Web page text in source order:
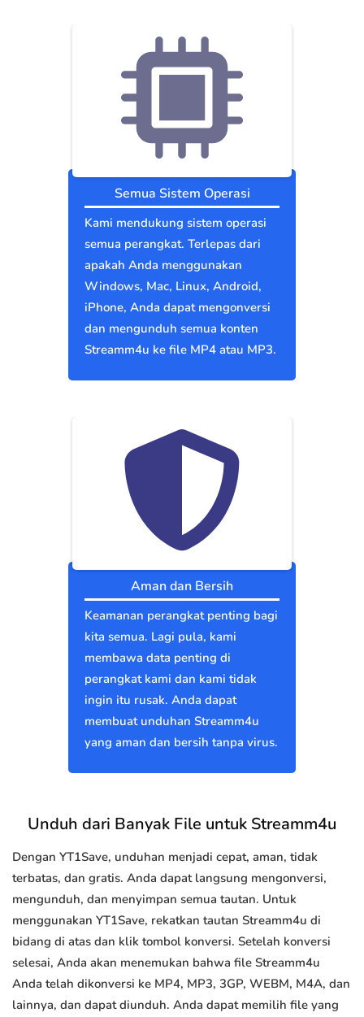
Semua Sistem Operasi
Kami mendukung sistem operasi
semua perangkat. Terlepas dari
apakah Anda menggunakan
Windows, Mac, Linux, Android,
iPhone, Anda dapat mengonversi
dan mengunduh semua konten
Streamm4u ke file MP4 atau MP3.
Aman dan Bersih
Keamanan perangkat penting bagi
kita semua. Lagi pula, kami
membawa data penting di
perangkat kami dan kami tidak
ingin itu rusak. Anda dapat
membuat unduhan Streamm4u
yang aman dan bersih tanpa virus.
Unduh dari Banyak File untuk Streamm4u
Dengan YT1Save, unduhan menjadi cepat, aman, tidak
terbatas, dan gratis. Anda dapat langsung mengonversi,
mengunduh, dan menyimpan semua tautan. Untuk
menggunakan YT1Save, rekatkan tautan Streamm4u di
bidang di atas dan klik tombol konversi. Setelah konversi
selesai, Anda akan menemukan bahwa file Streamm4u
Anda telah dikonversi ke MP4, MP3, 3GP, WEBM, M4A, dan
lainnya, dan dapat diunduh. Anda dapat memilih file yang